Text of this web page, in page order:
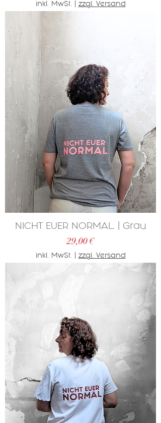
inkl. MwSt. zzgl. Versand
NICHT EUER NORMAL. | Grau
Preis
29,00 €
inkl. MwSt. zzgl. Versand